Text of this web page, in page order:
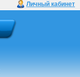
Личный кабинет